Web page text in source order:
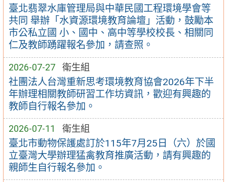
臺北翡翠水庫管理局與中華民國工程環境學會等
共同 舉辦「水資源環境教育論壇」活動，鼓勵本
市公私立國 小、國中、高中等學校校長、相關同
仁及教師踴躍報名參加，請查照。
2026-07-27 衛生組
社團法人台灣重新思考環境教育協會2026年下半
年辦理相關教師研習工作坊資訊，歡迎有興趣的
教師自行報名參加。
2026-07-11 衛生組
臺北市動物保護處訂於115年7月25日（六）於國
立臺灣大學辦理猛禽教育推廣活動，請有興趣的
親師生自行報名參加。